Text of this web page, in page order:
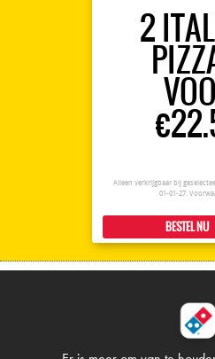
2
Alleen verkrijgbaar bij
01-01-27.
BESTEL NU